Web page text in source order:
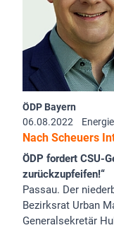
ÖDP Bayern
06.08.2022
Energie
Nach Scheuers
ÖDP fordert CSU-
zurückzupfeifen!“
Passau. Der
Bezirksrat Urban
Generalsekretär